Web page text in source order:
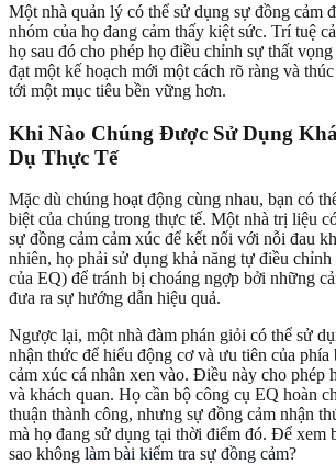
Một nhà quản lý có thể sử dụng sự đồng cảm
nhóm của họ đang cảm thấy kiệt sức. Trí tuệ
họ sau đó cho phép họ điều chỉnh sự thất
đạt một kế hoạch mới một cách rõ ràng và
tới một mục tiêu bền vững hơn.
Khi Nào Chúng Được Sử Dụng
Dụ Thực Tế
Mặc dù chúng hoạt động cùng nhau, bạn có
biệt của chúng trong thực tế. Một nhà trị liệu
sự đồng cảm cảm xúc để kết nối với nỗi đau
nhiên, họ phải sử dụng khả năng tự điều
của EQ) để tránh bị choáng ngợp bởi những
đưa ra sự hướng dẫn hiệu quả.
Ngược lại, một nhà đàm phán giỏi có thể sử
nhận thức để hiểu động cơ và ưu tiên của phía
cảm xúc cá nhân xen vào. Điều này cho phép
và khách quan. Họ cần bộ công cụ EQ hoàn
thuận thành công, nhưng sự đồng cảm nhận
mà họ đang sử dụng tại thời điểm đó. Để xem
sao không làm bài kiểm tra sự đồng cảm?